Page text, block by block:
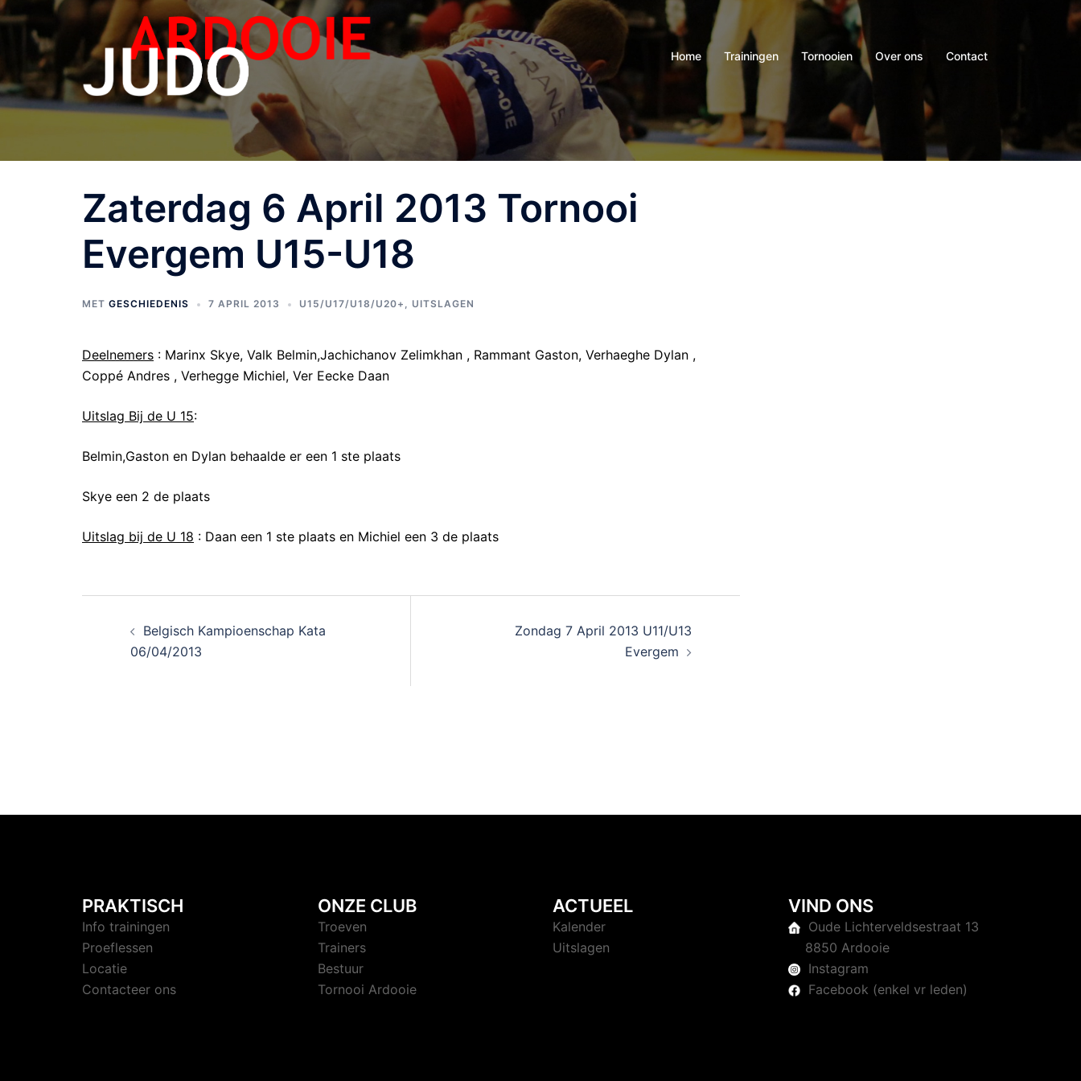
Home Trainingen Tornooien Over ons Contact
Zaterdag 6 April 2013 Tornooi
Evergem U15-U18
MET GESCHIEDENIS 7 APRIL 2013 U15/U17/U18/U20+ , UITSLAGEN
Deelnemers : Marinx Skye, Valk Belmin,Jachichanov Zelimkhan , Rammant Gaston, Verhaeghe Dylan ,
Coppé Andres , Verhegge Michiel, Ver Eecke Daan
Uitslag Bij de U 15:
Belmin,Gaston en Dylan behaalde er een 1 ste plaats
Skye een 2 de plaats
Uitslag bij de U 18 : Daan een 1 ste plaats en Michiel een 3 de plaats
Belgisch Kampioenschap Kata
06/04/2013
Zondag 7 April 2013 U11/U13
Evergem
PRAKTISCH
Info trainingen
Proeflessen
Locatie
Contacteer ons
ONZE CLUB
Troeven
Trainers
Bestuur
Tornooi Ardooie
ACTUEEL
Kalender
Uitslagen
VIND ONS
Oude Lichterveldsestraat 13
8850 Ardooie
Instagram
Facebook (enkel vr leden)